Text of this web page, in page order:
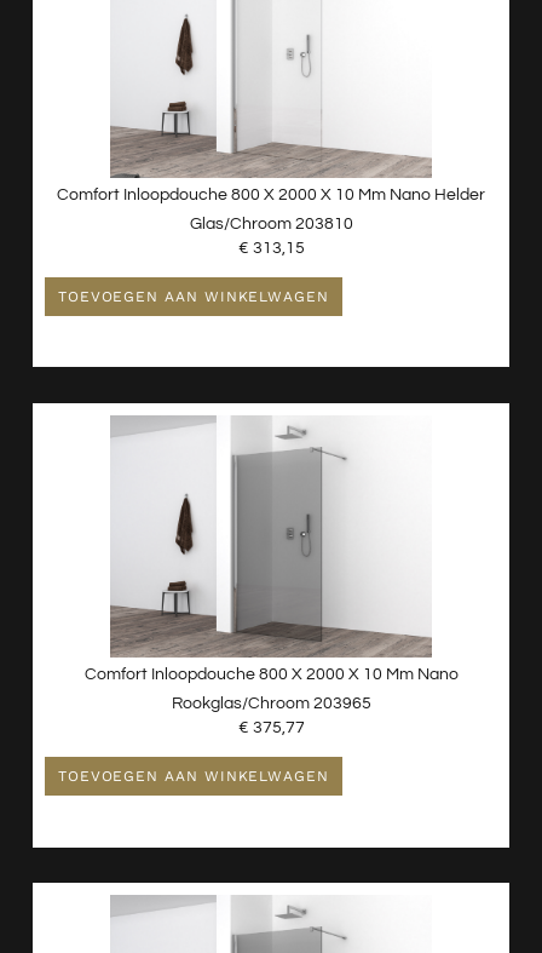
Comfort Inloopdouche 800 X 2000 X 10 Mm Nano Helder
Glas/chroom 203810
€ 313,15
TOEVOEGEN AAN WINKELWAGEN
Comfort Inloopdouche 800 X 2000 X 10 Mm Nano
Rookglas/chroom 203965
€ 375,77
TOEVOEGEN AAN WINKELWAGEN